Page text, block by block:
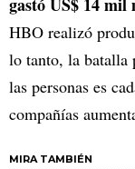
gastó US$ 14
HBO realizó
lo tanto, la batalla
las personas es
compañías
MIRA TAMBIÉN